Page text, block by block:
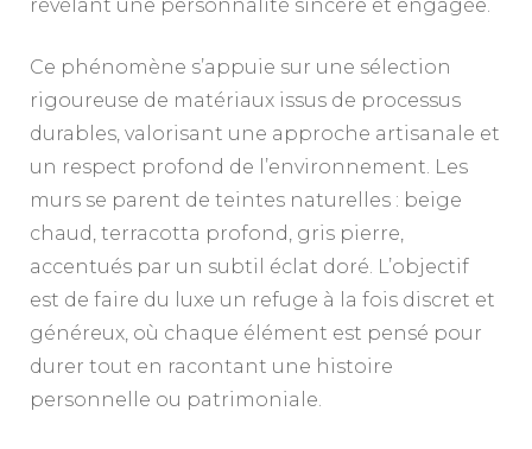
révélant une personnalité sincère et engagée.
Ce phénomène s’appuie sur une sélection
rigoureuse de matériaux issus de processus
durables, valorisant une approche artisanale et
un respect profond de l’environnement. Les
murs se parent de teintes naturelles : beige
chaud, terracotta profond, gris pierre,
accentués par un subtil éclat doré. L’objectif
est de faire du luxe un refuge à la fois discret et
généreux, où chaque élément est pensé pour
durer tout en racontant une histoire
personnelle ou patrimoniale.